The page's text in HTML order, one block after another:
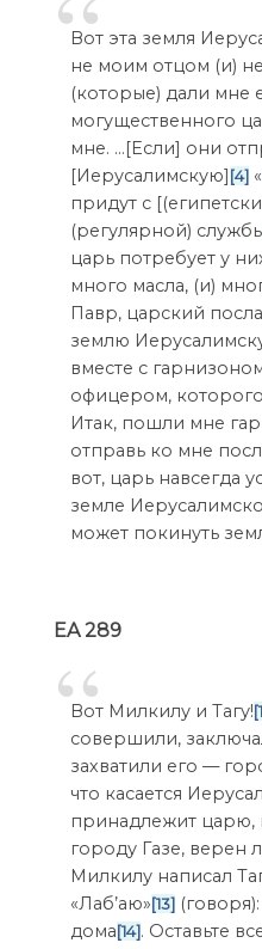
Вот эта земля
не моим отцом (и)
(которые) дали мне
могущественного
мне. …[Если] они
[Иерусалимскую][4]
придут с
(регулярной)
царь потребует у
много масла, (и)
Павр, царский
землю
вместе с
офицером,
Итак, пошли мне
отправь ко мне
вот, царь навсегда
земле
может покинуть
EA 289
Вот Милкилу и Тагу!
совершили,
захватили его —
что касается
принадлежит царю,
городу Газе, верен
Милкилу написал
«Лаб’аю»[13]
дома[14]. Оставьте